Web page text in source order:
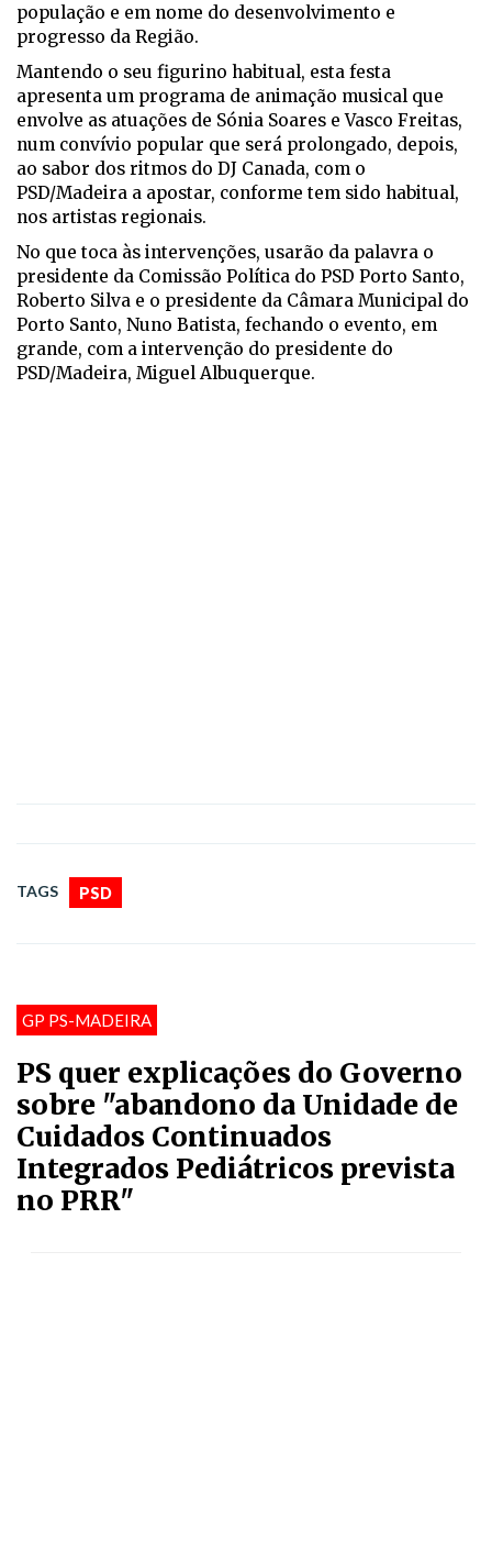
população e em nome do desenvolvimento e
progresso da Região.
Mantendo o seu figurino habitual, esta festa
apresenta um programa de animação musical que
envolve as atuações de Sónia Soares e Vasco Freitas,
num convívio popular que será prolongado, depois,
ao sabor dos ritmos do DJ Canada, com o
PSD/Madeira a apostar, conforme tem sido habitual,
nos artistas regionais.
No que toca às intervenções, usarão da palavra o
presidente da Comissão Política do PSD Porto Santo,
Roberto Silva e o presidente da Câmara Municipal do
Porto Santo, Nuno Batista, fechando o evento, em
grande, com a intervenção do presidente do
PSD/Madeira, Miguel Albuquerque.
TAGS PSD
GP PS-MADEIRA
PS quer explicações do Governo
sobre "abandono da Unidade de
Cuidados Continuados
Integrados Pediátricos prevista
no PRR"